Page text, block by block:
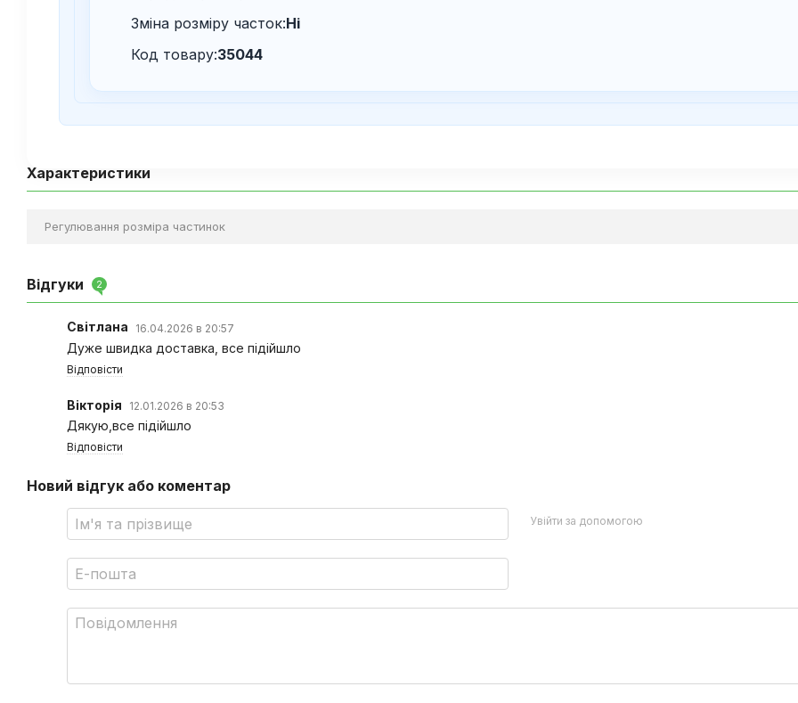
Зміна розміру часток:Ні
Код товару:35044
Характеристики
Регулювання розміра частинок
Відгуки 2
Світлана 16.04.2026 в 20:57
Дуже швидка доставка, все підійшло
Відповісти
Вікторія 12.01.2026 в 20:53
Дякую,все підійшло
Відповісти
Новий відгук або коментар
Увійти за допомогою